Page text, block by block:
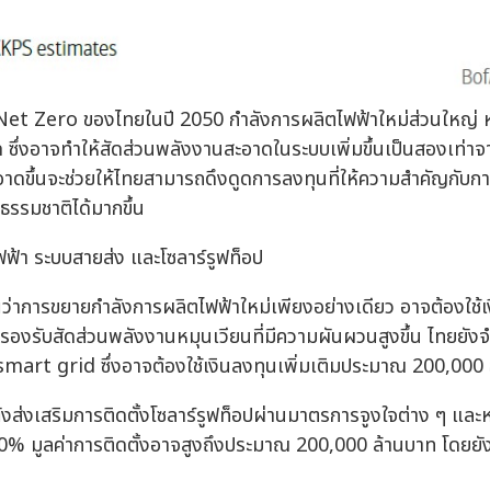
Zero ของไทยในปี 2050 กำลังการผลิตไฟฟ้าใหม่ส่วนใหญ่
ซึ่งอาจทำให้สัดส่วนพลังงานสะอาดในระบบเพิ่มขึ้นเป็นสองเท่า
ดขึ้นจะช่วยให้ไทยสามารถดึงดูดการลงทุนที่ให้ความสำคัญกับก
รรมชาติได้มากขึ้น
า ระบบสายส่ง และโซลาร์รูฟท็อป
าการขยายกำลังการผลิตไฟฟ้าใหม่เพียงอย่างเดียว อาจต้องใ
องรับสัดส่วนพลังงานหมุนเวียนที่มีความผันผวนสูงขึ้น ไทยยังจ
grid ซึ่งอาจต้องใช้เงินลงทุนเพิ่มเติมประมาณ 200,000
ส่งเสริมการติดตั้งโซลาร์รูฟท็อปผ่านมาตรการจูงใจต่าง ๆ แล
มูลค่าการติดตั้งอาจสูงถึงประมาณ 200,000 ล้านบาท โดยยั